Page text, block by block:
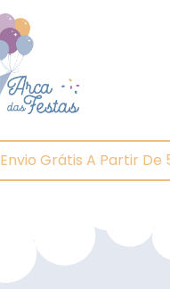
Envio Grátis A Partir De